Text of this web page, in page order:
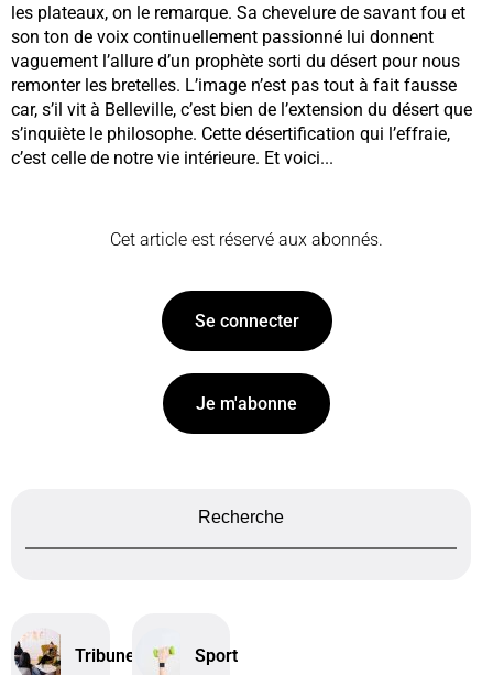
les plateaux, on le remarque. Sa chevelure de savant fou et
son ton de voix continuellement passionné lui donnent
vaguement l’allure d’un prophète sorti du désert pour nous
remonter les bretelles. L’image n’est pas tout à fait fausse
car, s’il vit à Belleville, c’est bien de l’extension du désert que
s’inquiète le philosophe. Cette désertification qui l’effraie,
c’est celle de notre vie intérieure. Et voici...
Cet article est réservé aux abonnés.
Se connecter
Je m'abonne
Recherche
Tribune Sport